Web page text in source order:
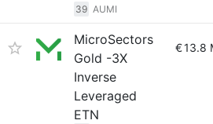
39 AUMI
MicroSectors
Gold -3X
Inverse
Leveraged
ETN
€13.8